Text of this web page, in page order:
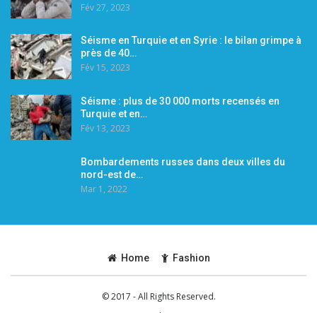
Fév 27, 2023
Séisme en Turquie et en Syrie : le bilan grimpe à
près de 40…
Fév 15, 2023
Séisme : plus de 30 000 morts recensés en
Turquie et en…
Fév 13, 2023
Bombardements russes dans deux villes du
nord-est de…
Mar 1, 2022
Home Fashion
© 2017 - All Rights Reserved.